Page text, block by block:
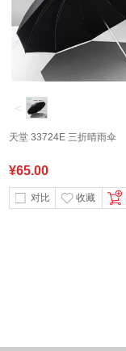
<
天堂 33724E 三折晴雨伞
¥65.00
对比 收藏